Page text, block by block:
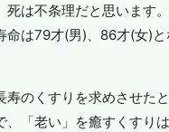
は不条理だと思います
命は79才(男)、86才(女)と
のくすりを求めさせた
「老い」を癒すくすり